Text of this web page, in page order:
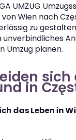
UMZUG
Wien nach
zu
Umzug planen.
sich
in
das Leben in